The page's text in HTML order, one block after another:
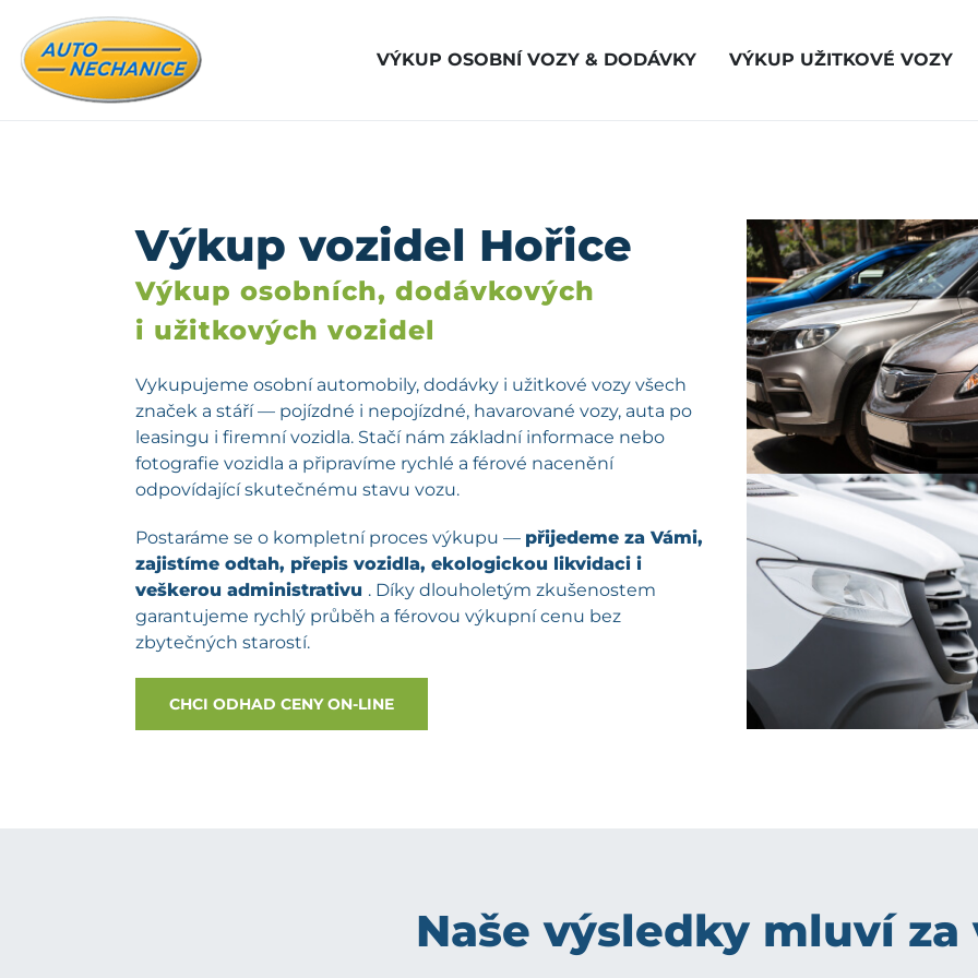
VÝKUP OSOBNÍ VOZY & DODÁVKY VÝKUP UŽITKOVÉ VOZY
Výkup vozidel Hořice
Výkup osobních, dodávkových
i užitkových vozidel
Vykupujeme osobní automobily, dodávky i užitkové vozy všech
značek a stáří — pojízdné i nepojízdné, havarované vozy, auta po
leasingu i firemní vozidla. Stačí nám základní informace nebo
fotografie vozidla a připravíme rychlé a férové nacenění
odpovídající skutečnému stavu vozu.
Postaráme se o kompletní proces výkupu — přijedeme za Vámi,
zajistíme odtah, přepis vozidla, ekologickou likvidaci i
veškerou administrativu . Díky dlouholetým zkušenostem
garantujeme rychlý průběh a férovou výkupní cenu bez
zbytečných starostí.
CHCI ODHAD CENY ON-LINE
Naše výsledky mluví za